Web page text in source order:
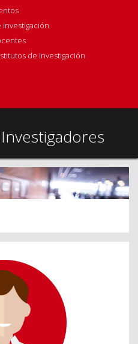
investigación
de Investigación